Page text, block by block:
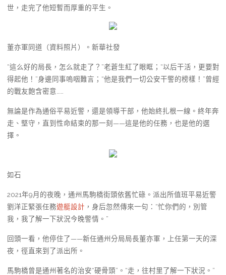
世，走完了他短暫而厚重的平生。
董亦軍同道（資料照片）。新華社發
“這么好的局長，怎么就走了？”老蒼生紅了眼眶；“以后干活，更要對
得起他！”身邊同事嗚咽難言；“他是我們一切公安干警的榜樣！”曾經
的戰友飽含密意……
無論是作為通俗平易近警，還是領導干部，他始終扎根一線。終年奔
走、堅守，直到性命結束的那一刻——這是他的任務，也是他的選
擇。
如石
2021年9月的夜晚，通州馬駒橋街頭依舊忙碌。派出所值班平易近警
劉洋正緊張任務遊艇設計 ，身后忽然傳來一句：“忙你們的，別管
我，我了解一下狀況今晚警情。”
回頭一看，他停住了——新任通州分局局長董亦軍，上任第一天的深
夜，徑直來到了派出所。
馬駒橋曾是通州著名的治安“硬骨頭”。“走，往村里了解一下狀況。”